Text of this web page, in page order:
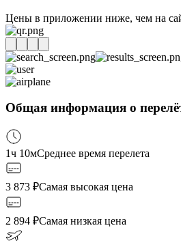
Цены в приложении ниже, чем на
Общая информация о
1ч 10мСреднее время перелета
3 873 ₽Самая высокая цена
2 894 ₽Самая низкая цена